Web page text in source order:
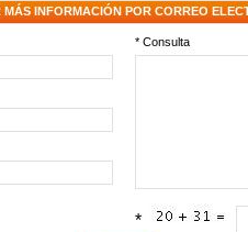
MÁS INFORMACIÓN POR CORREO
* Consulta
*